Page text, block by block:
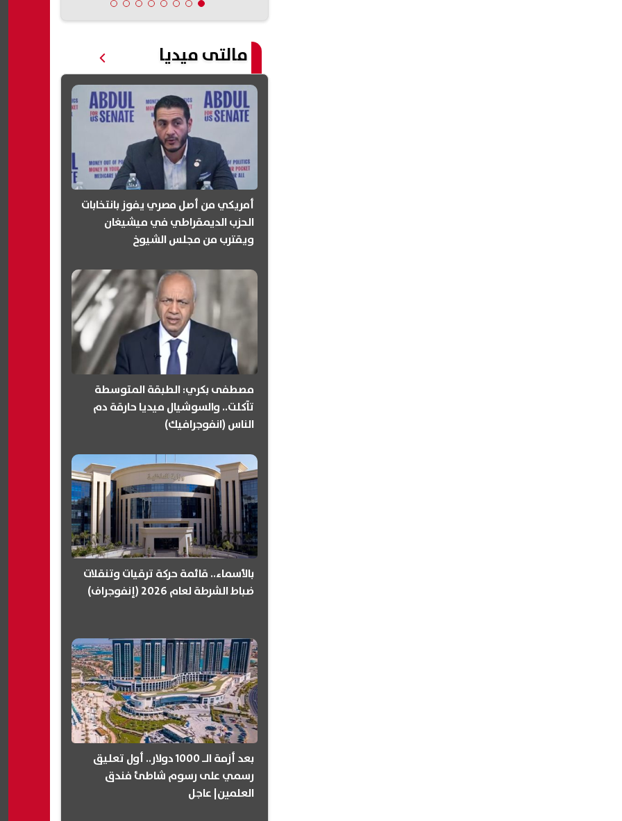
مالتى ميديا
أمريكي من أصل مصري يفوز بانتخابات
الحزب الديمقراطي في ميشيغان
ويقترب من مجلس الشيوخ
مصطفى بكري: الطبقة المتوسطة
تآكلت.. والسوشيال ميديا حارقة دم
الناس (انفوجرافيك)
بالأسماء.. قائمة حركة ترقيات وتنقلات
ضباط الشرطة لعام 2026 (إنفوجراف)
بعد أزمة الـ 1000 دولار.. أول تعليق
رسمي على رسوم شاطئ فندق
العلمين| عاجل